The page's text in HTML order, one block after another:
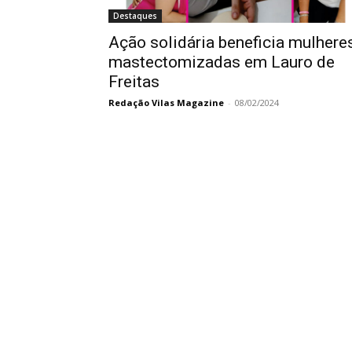
Destaques
Ação solidária beneficia
mastectomizadas em Lauro de
Freitas
Redação Vilas Magazine - 08/02/2024